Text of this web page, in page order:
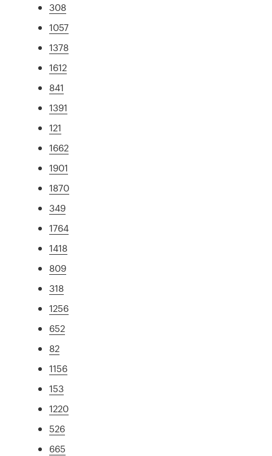
308
1057
1378
1612
841
1391
121
1662
1901
1870
349
1764
1418
809
318
1256
652
82
1156
153
1220
526
665